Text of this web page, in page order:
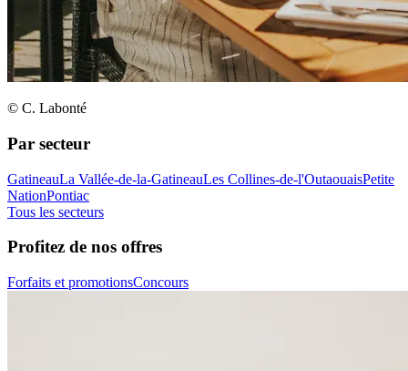
© C. Labonté
Par secteur
GatineauLa Vallée-de-la-GatineauLes Collines-de-l'OutaouaisPetite
NationPontiac
Tous les secteurs
Profitez de nos offres
Forfaits et promotionsConcours